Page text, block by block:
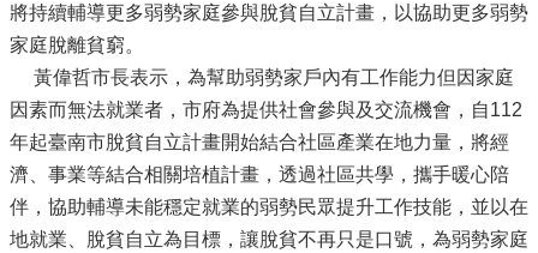
將持續輔導更多弱勢家庭參與脫貧自立計畫，以協助更多弱勢
家庭脫離貧窮。
黃偉哲市長表示，為幫助弱勢家戶內有工作能力但因家庭
因素而無法就業者，市府為提供社會參與及交流機會，自112
年起臺南市脫貧自立計畫開始結合社區產業在地力量，將經
濟、事業等結合相關培植計畫，透過社區共學，攜手暖心陪
伴，協助輔導未能穩定就業的弱勢民眾提升工作技能，並以在
地就業、脫貧自立為目標，讓脫貧不再只是口號，為弱勢家庭